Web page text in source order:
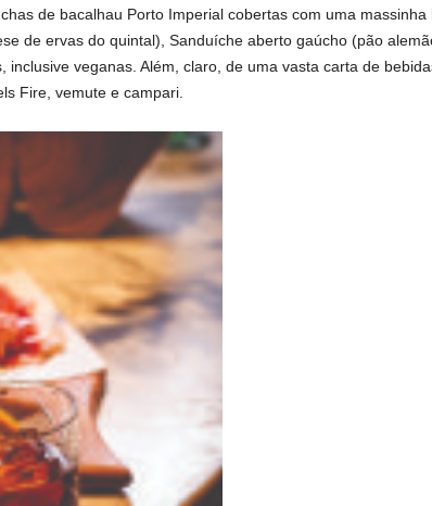
de bacalhau Porto Imperial cobertas com uma
de ervas do quintal), Sanduíche aberto gaúcho (pão
inclusive veganas. Além, claro, de uma vasta carta de
Fire, vemute e campari.